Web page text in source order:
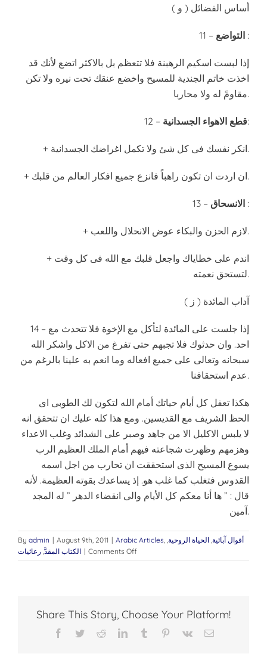
( و ) أساس الفضائل
11 – التواضع :
إذا لبست اسكيم الرهبنة فلا تتعظم بل بالاكثر اتضع لأنك قد
اخذت خاتم الجندية للمسيح واخضع عنقك تحت نيره ولا تكن
مقاومً له ولا محاربا.
12 – قطع الاهواء الجسدانية:
+ انكر نفسك فى كل شئ ولا تكمل اغراضك الجسدانية.
+ ان اردت ان تكون راهباً فانزع جميع افكار العالم من قلبك.
13 – الانسحاق :
+ لازم الحزن والبكاء عوض الانحلال واللعب.
+ اندم على خطاياك واجعل قلبك مع الله فى كل وقت
لتستحق نعمته.
( ز ) آداب المائدة
14 – إذا جلست على المائدة لتأكل مع الإخوة فلا تتحدث مع
احد. وان حدثوك فلا تجبهم حتى تفرغ من الاكل واشكر الله
سبحانه وتعالى على جميع افعاله وما انعم به علينا بالرغم من
عدم استحقاقنا.
هكذا تعفل كل أيام حياتك أمام الله لتكون لك الطوبى اى
الحظ الشريف مع القديسين. ومع هذا كله عليك ان تتحقق انه
لا يلبس الاكليل الا من جاهد وصبر على الشدائد وغلب الاعداء
وهزمهم وظهرت شجاعته فيهم أمام الملك العظيم الرب
يسوع المسيح الذى استحققت ان تحارب من اجل اسمه
القدوس فتغلب كما غلب هو. إذ يساعدك بقوته العظيمة. لأنه
قال : ” ها أنا معكم كل الأيام والى انقضاء الدهر ” له المجد
آمين.
By admin | August 9th, 2011 | Arabic Articles أقوال آبائية الحياة الروحية
الكتاب المقدَّ رعائيات | Comments Offon
وصايا
سلك
الرهبنة
Share This Story, Choose Your Platform!
Facebook
TwitterRedditLinkedInTumblr Pinterest
Vk Email